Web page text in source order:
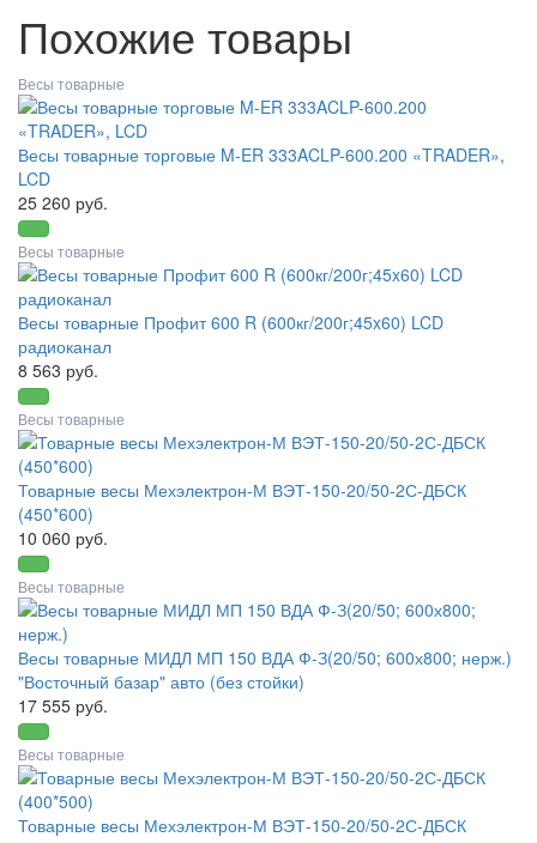
Похожие товары
Весы товарные
Весы товарные торговые M-ER 333ACLP-600.200 «TRADER»,
LCD
25 260 руб.
Весы товарные
Весы товарные Профит 600 R (600кг/200г;45x60) LCD
радиоканал
8 563 руб.
Весы товарные
Товарные весы Мехэлектрон-М ВЭТ-150-20/50-2С-ДБСК
(450*600)
10 060 руб.
Весы товарные
Весы товарные МИДЛ МП 150 ВДА Ф-З(20/50; 600х800; нерж.)
"Восточный базар" авто (без стойки)
17 555 руб.
Весы товарные
Товарные весы Мехэлектрон-М ВЭТ-150-20/50-2С-ДБСК